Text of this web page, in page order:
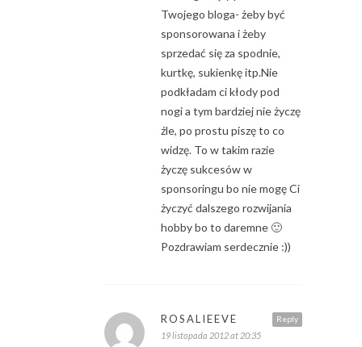
Twojego bloga- żeby być
sponsorowana i żeby
sprzedać się za spodnie,
kurtkę, sukienkę itp.Nie
podkładam ci kłody pod
nogi a tym bardziej nie życzę
źle, po prostu piszę to co
widzę. To w takim razie
życzę sukcesów w
sponsoringu bo nie mogę Ci
życzyć dalszego rozwijania
hobby bo to daremne 🙂
Pozdrawiam serdecznie :))
Reply
ROSALIEEVE
19 listopada 2012 at 20:35